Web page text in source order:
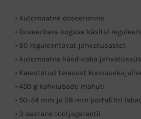
• Automaatne doseerimine
• Doseeritava koguse käsitsi
• 60 reguleeritavat jahvatusastet
• Automaatne käed-vaba
• Karastatud terasest
• 450 g kohviubade mahuti
• 50–54 mm ja 58 mm portafiltri
• 3-aastane tootjagarantii